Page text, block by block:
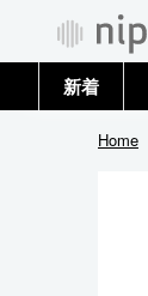
新着
Home